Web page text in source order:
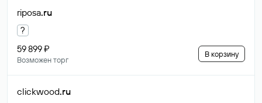
riposa.ru
?
59 899 ₽
Возможен торг
В корзину
clickwood.ru